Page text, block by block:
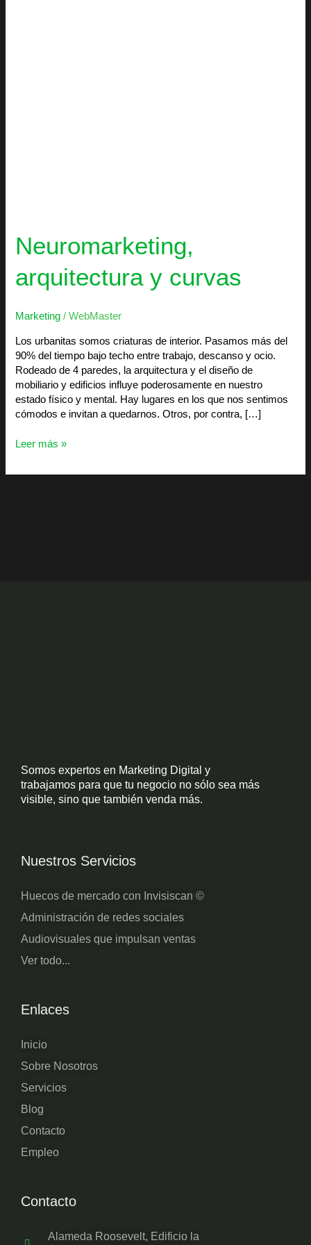
Neuromarketing,
arquitectura y curvas
Marketing /WebMaster
Los urbanitas somos criaturas de interior. Pasamos más del
90% del tiempo bajo techo entre trabajo, descanso y ocio.
Rodeado de 4 paredes, la arquitectura y el diseño de
mobiliario y edificios influye poderosamente en nuestro
estado físico y mental. Hay lugares en los que nos sentimos
cómodos e invitan a quedarnos. Otros, por contra, […]
Leer más »
Contacto
Alameda Roosevelt, Edificio la
Enlaces
Inicio
Sobre Nosotros
Servicios
Blog
Contacto
Empleo
Nuestros Servicios
Huecos de mercado con Invisiscan ©
Administración de redes sociales
Audiovisuales que impulsan ventas
Ver todo...
Somos expertos en Marketing Digital y
trabajamos para que tu negocio no sólo sea más
visible, sino que también venda más.